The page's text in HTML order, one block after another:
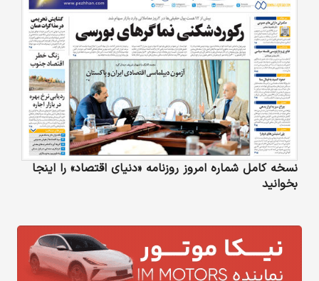
نسخه کامل شماره امروز روزنامه «دنیای‌ اقتصاد» را اینجا
بخوانید